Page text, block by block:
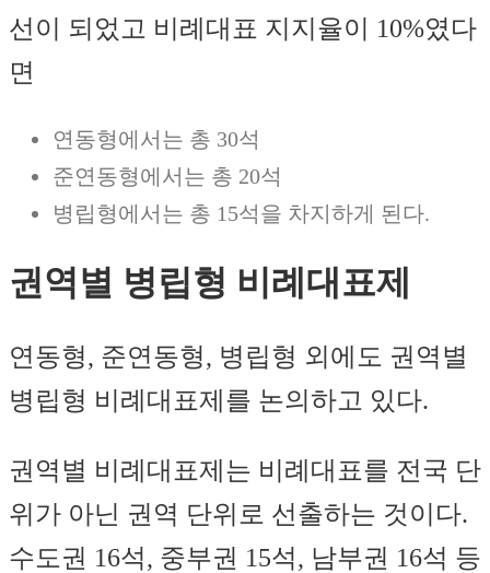
선이 되었고 비례대표 지지율이 10%였다
면
연동형에서는 총 30석
준연동형에서는 총 20석
병립형에서는 총 15석을 차지하게 된다.
권역별 병립형 비례대표제
연동형, 준연동형, 병립형 외에도 권역별
병립형 비례대표제를 논의하고 있다.
권역별 비례대표제는 비례대표를 전국 단
위가 아닌 권역 단위로 선출하는 것이다.
수도권 16석, 중부권 15석, 남부권 16석 등